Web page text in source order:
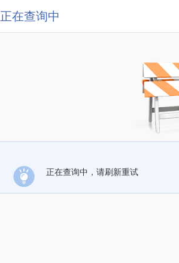
正在查询中
正在查询中，请刷新重试